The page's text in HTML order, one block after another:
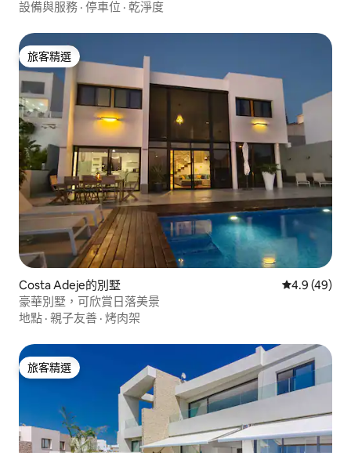
設備與服務 · 停車位 · 乾淨度
旅客精選
旅客精選
Costa Adeje的別墅 從 49 則評
4.9 (49)
豪華別墅，可欣賞日落美景
地點 · 親子友善 · 烤肉架
旅客精選
旅客精選